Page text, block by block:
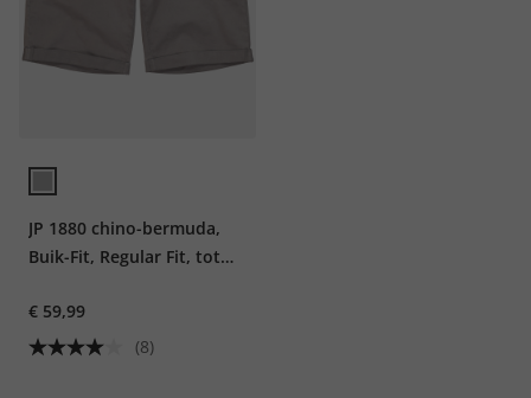
JP 1880 chino-bermuda,
Buik-Fit, Regular Fit, tot
€ 59,99
(8)